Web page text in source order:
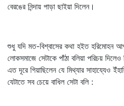
বেরঙের নিন্দায় পাড়া ছাইয়া দিলেন।
শুধু যদি মত-বিশ্বাসের কথা হইত হরিমোহন
লোকসমাজে সেটাকে পাঁঠা বলিয়া পরিচয়
এত দূরে গিয়াছিলেন যে মিথ্যার সাহায্যেও
যেটাতে সব চেয়ে বাধিল সেটা বলি :